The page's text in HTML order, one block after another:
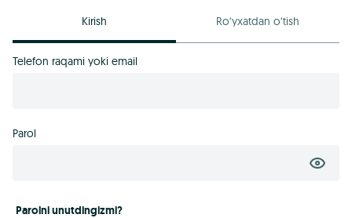
Kirish Ro‘yxatdan o‘tish
Telefon raqami yoki email
Parol
Parolni unutdingizmi?